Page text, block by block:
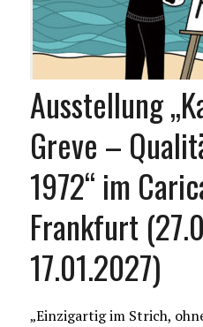
Ausstellung
Greve –
1972“ im
Frankfurt
17.01.2027)
„Einzigartig im Strich,